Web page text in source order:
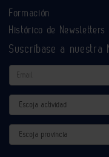
Formación
Histórico de Newsletters
Suscríbase a nuestra
Email
Actividad
Provincia